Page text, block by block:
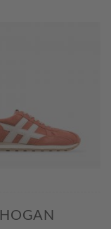
HOGAN